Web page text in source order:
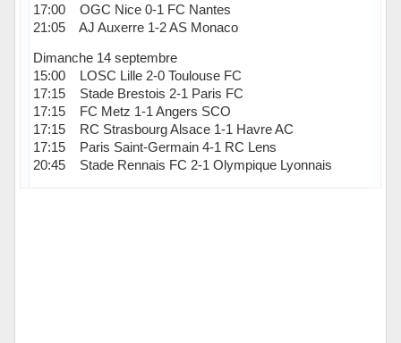
17:00 OGC Nice 0-1 FC Nantes
21:05 AJ Auxerre 1-2 AS Monaco
Dimanche 14 septembre
15:00 LOSC Lille 2-0 Toulouse FC
17:15 Stade Brestois 2-1 Paris FC
17:15 FC Metz 1-1 Angers SCO
17:15 RC Strasbourg Alsace 1-1 Havre AC
17:15 Paris Saint-Germain 4-1 RC Lens
20:45 Stade Rennais FC 2-1 Olympique Lyonnais